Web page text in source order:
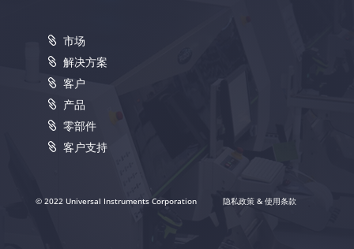
市场
解决方案
客户
产品
零部件
客户支持
© 2022 Universal Instruments Corporation 隐私政策 & 使用条款